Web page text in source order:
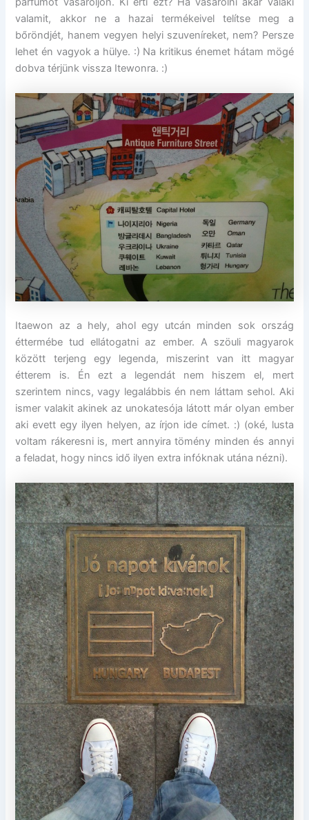
valamit, akkor ne a hazai termékeivel telítse meg a
bőröndjét, hanem vegyen helyi szuveníreket, nem? Persze
lehet én vagyok a hülye. :) Na kritikus énemet hátam mögé
dobva térjünk vissza Itewonra. :)
Itaewon az a hely, ahol egy utcán minden sok ország
éttermébe tud ellátogatni az ember. A szöuli magyarok
között terjeng egy legenda, miszerint van itt magyar
étterem is. Én ezt a legendát nem hiszem el, mert
szerintem nincs, vagy legalábbis én nem láttam sehol. Aki
ismer valakit akinek az unokatesója látott már olyan ember
aki evett egy ilyen helyen, az írjon ide címet. :) (oké, lusta
voltam rákeresni is, mert annyira tömény minden és annyi
a feladat, hogy nincs idő ilyen extra infóknak utána nézni).